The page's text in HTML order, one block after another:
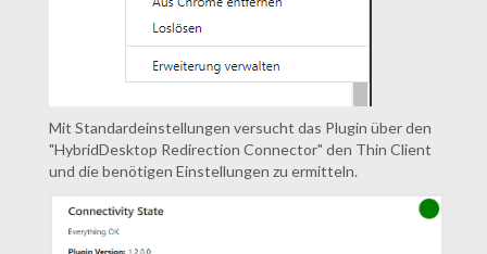
Mit Standardeinstellungen versucht das Plugin über den
"HybridDesktop Redirection Connector" den Thin Client
und die benötigen Einstellungen zu ermitteln.